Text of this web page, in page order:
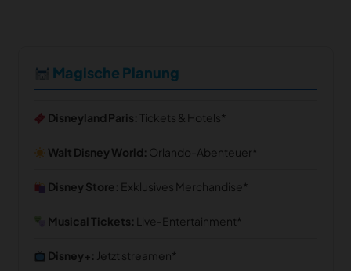
Magische Planung
Disneyland Paris: Tickets & Hotels
Walt Disney World: Orlando-Abenteuer
Disney Store: Exklusives Merchandise
Musical Tickets: Live-Entertainment
Disney+: Jetzt streamen